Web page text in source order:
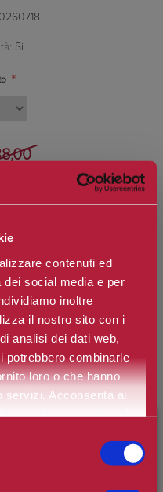
contenuti ed
dei social media e per
inoltre
il nostro sito con i
analisi dei dati web,
potrebbero combinarle
loro o che hanno
servizi. Acconsenta ai
il nostro sito web.
Si
*
Card - Regolamento
per questo prodotto
Ultra Rapida SPF 20: